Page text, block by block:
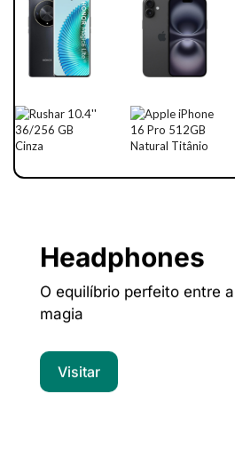
Headphones
O equilíbrio perfeito entre
magia
Visitar